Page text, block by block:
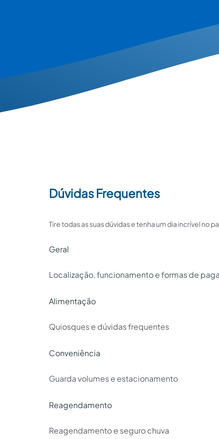
Dúvidas Frequentes
Tire todas as suas dúvidas e tenha um dia incrível no
Geral
Localização, funcionamento e formas de
Alimentação
Quiosques e dúvidas frequentes
Conveniência
Guarda volumes e estacionamento
Reagendamento
Reagendamento e seguro chuva